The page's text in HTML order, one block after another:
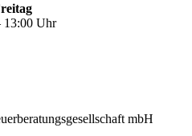
13:00 Uhr
mbH